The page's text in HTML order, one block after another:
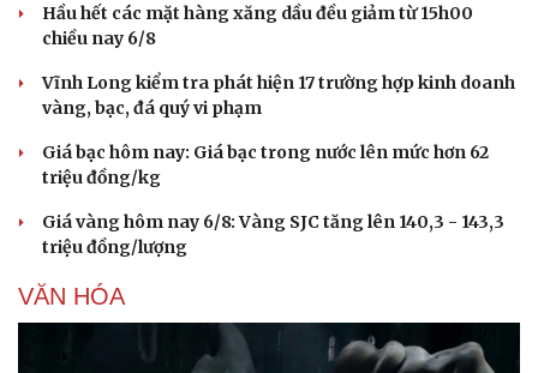
Hầu hết các mặt hàng xăng dầu đều giảm từ 15h00
chiều nay 6/8
Vĩnh Long kiểm tra phát hiện 17 trường hợp kinh doanh
vàng, bạc, đá quý vi phạm
Giá bạc hôm nay: Giá bạc trong nước lên mức hơn 62
triệu đồng/kg
Giá vàng hôm nay 6/8: Vàng SJC tăng lên 140,3 - 143,3
triệu đồng/lượng
VĂN HÓA